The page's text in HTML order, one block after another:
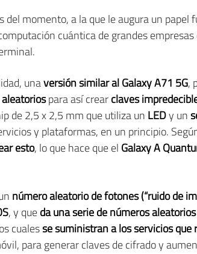
del momento, a la que le augura un
cuántica de grandes
unaversión similar al Galaxy A71 5G,
para así crearclaves
de 2,5 x 2,5 mm que utiliza un LEDy un
y plataformas, en un principio.
esto, lo que hace que el Galaxy A
número aleatorio de fotones (“ruido de
, y queda una serie de números
cualesse suministran a los servicios
para generar claves de cifrado y